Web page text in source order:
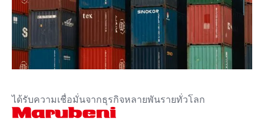
ได้รับความเชื่อมั่นจากธุรกิจหลายพันรายทั่วโลก